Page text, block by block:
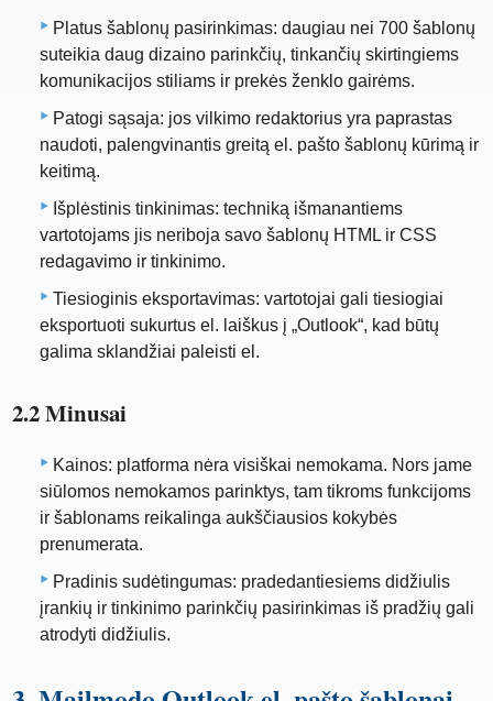
Platus šablonų pasirinkimas: daugiau nei 700 šablonų
suteikia daug dizaino parinkčių, tinkančių skirtingiems
komunikacijos stiliams ir prekės ženklo gairėms.
Patogi sąsaja: jos vilkimo redaktorius yra paprastas
naudoti, palengvinantis greitą el. pašto šablonų kūrimą ir
keitimą.
Išplėstinis tinkinimas: techniką išmanantiems
vartotojams jis neriboja savo šablonų HTML ir CSS
redagavimo ir tinkinimo.
Tiesioginis eksportavimas: vartotojai gali tiesiogiai
eksportuoti sukurtus el. laiškus į „Outlook“, kad būtų
galima sklandžiai paleisti el.
2.2 Minusai
Kainos: platforma nėra visiškai nemokama. Nors jame
siūlomos nemokamos parinktys, tam tikroms funkcijoms
ir šablonams reikalinga aukščiausios kokybės
prenumerata.
Pradinis sudėtingumas: pradedantiesiems didžiulis
įrankių ir tinkinimo parinkčių pasirinkimas iš pradžių gali
atrodyti didžiulis.